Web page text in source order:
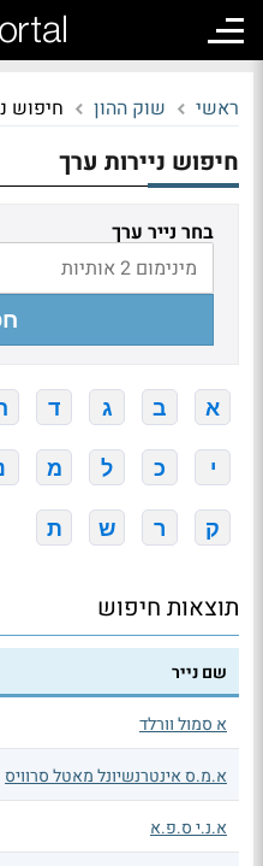
ראשי שוק ההון חיפוש
חיפוש ניירות ערך
בחר נייר ערך
א ב ג ד
י כ ל מ
ק ר ש ת
תוצאות חיפוש
שם נייר
א סמול וורלד
א.מ.ס אינטרנשיונל מאטל סרוויס
א.נ.י ס.פ.א